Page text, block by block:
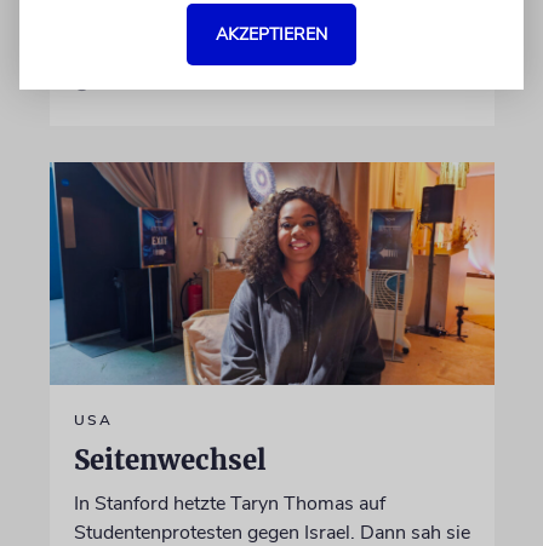
ideologische Schreckensherrschaft vor
06.08.2026
USA
Seitenwechsel
In Stanford hetzte Taryn Thomas auf
Studentenprotesten gegen Israel. Dann sah sie
AKZEPTIEREN